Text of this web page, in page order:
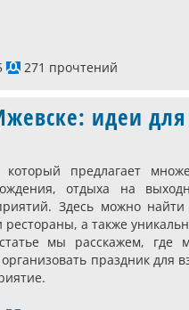
271 прочтений
идеи
предлагает
отдыха на
Здесь можно найти
а также
мы расскажем, где
праздник для